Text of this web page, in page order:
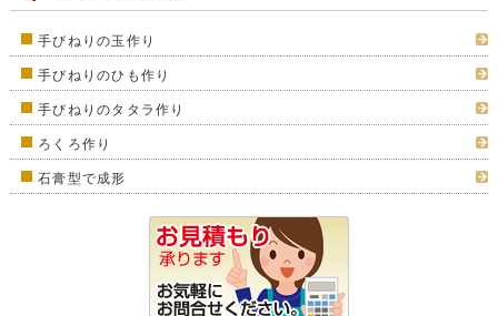
手びねりの玉作り
手びねりのひも作り
手びねりのタタラ作り
ろくろ作り
石膏型で成形